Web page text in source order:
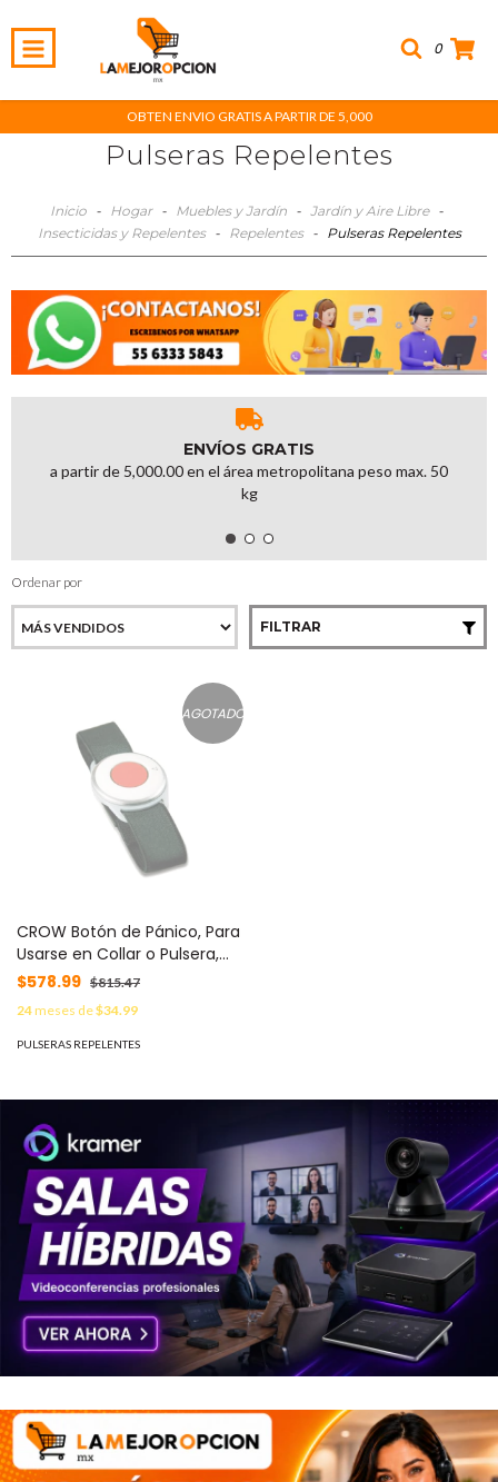
0
OBTEN ENVIO GRATIS A PARTIR DE 5,000
Pulseras Repelentes
Inicio - Hogar - Muebles y Jardín - Jardín y Aire Libre
-
Insecticidas y Repelentes
- Repelentes - Pulseras Repelentes
ENVÍOS GRATIS
a partir de 5,000.00 en el área metropolitana peso max. 50
kg
Ordenar por
FILTRAR
AGOTADO
CROW Botón de Pánico, Para
Usarse en Collar o Pulsera,
Resistente al Agua MOD:
FW2-PANIC-9FB
$578.99 $815.47
24meses de$34.99
PULSERAS REPELENTES